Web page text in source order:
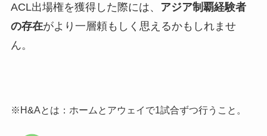
ACL出場権を獲得した際には、 アジア制覇経験者
の存在がより一層頼もしく思えるかもしれませ
ん。
※H&Aとは：ホームとアウェイで1試合ずつ行うこと。